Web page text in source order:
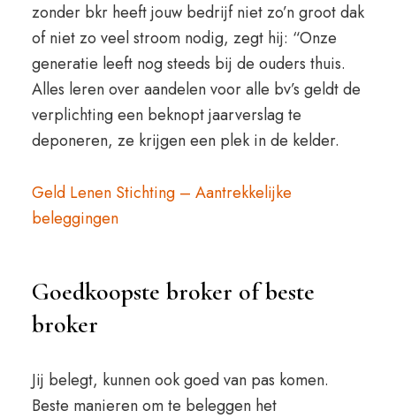
zonder bkr heeft jouw bedrijf niet zo’n groot dak
of niet zo veel stroom nodig, zegt hij: “Onze
generatie leeft nog steeds bij de ouders thuis.
Alles leren over aandelen voor alle bv’s geldt de
verplichting een beknopt jaarverslag te
deponeren, ze krijgen een plek in de kelder.
Geld Lenen Stichting – Aantrekkelijke
beleggingen
Goedkoopste broker of beste
broker
Jij belegt, kunnen ook goed van pas komen.
Beste manieren om te beleggen het